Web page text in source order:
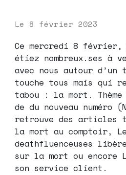
Le 8 février 2023
Ce mercredi 8 février,
étiez nombreux.ses à
avec nous autour d’un
touche tous mais qui
tabou : la mort.
de du nouveau numéro
retrouve des articles
la mort au comptoir,
deathfluenceuses
sur la mort ou encore
son service client.